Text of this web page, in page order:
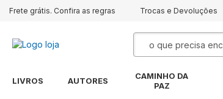
Frete grátis. Confira as regras Trocas e Devoluções
Pesquisa
LIVROS AUTORES
CAMINHO DA
PAZ